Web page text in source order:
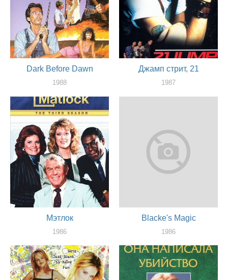
Dark Before Dawn
1988
Джамп стрит, 21
1987
Мэтлок
1986
Blacke's Magic
1986